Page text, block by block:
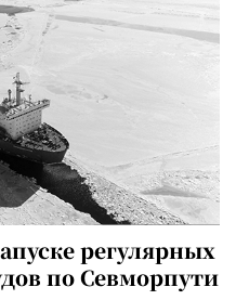
регулярных
по Севморпути